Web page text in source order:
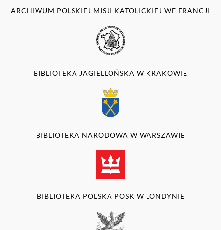
ARCHIWUM POLSKIEJ MISJI KATOLICKIEJ WE FRANCJI
BIBLIOTEKA JAGIELLOŃSKA W KRAKOWIE
BIBLIOTEKA NARODOWA W WARSZAWIE
BIBLIOTEKA POLSKA POSK W LONDYNIE